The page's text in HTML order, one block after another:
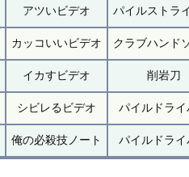
アツいビデオ パイルストラ
カッコいいビデオ クラブハンド
イカすビデオ 削岩刀
シビレるビデオ パイルドライ
俺の必殺技ノート パイルドライ